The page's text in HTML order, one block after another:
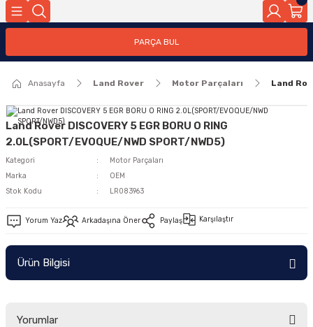
PARÇA BUL
Anasayfa Land Rover Motor Parçaları Land
Land Rover DISCOVERY 5 EGR BORU O RING
2.0L(SPORT/EVOQUE/NWD SPORT/NWD5)
Kategori
Motor Parçaları
Marka
OEM
Stok Kodu
LR083963
Yorum Yaz Arkadaşına Öner Paylaş Karşılaştır
Ürün Bilgisi
Yorumlar